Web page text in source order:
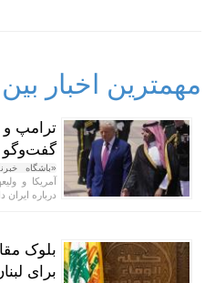
مهمترین اخبار
ترامپ و
گفت‌و‌گو
«باشگاه
آمریکا و
درباره ایران
بلوک
برای